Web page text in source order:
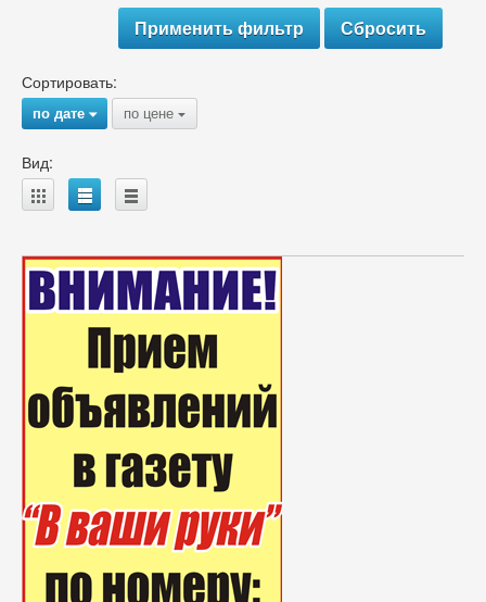
Сортировать:
по дате{ по цене {
Вид:
A B C